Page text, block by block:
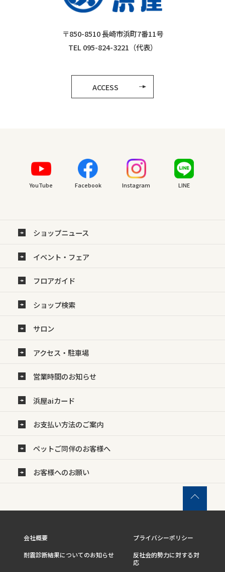
〒850-8510 長崎市浜町7番11号
TEL 095-824-3221（代表）
ACCESS
YouTube Facebook Instagram LINE
ショップニュース
イベント・フェア
フロアガイド
ショップ検索
サロン
アクセス・駐車場
営業時間のお知らせ
浜屋aiカード
お支払い方法のご案内
ペットご同伴のお客様へ
お客様へのお願い
会社概要
プライバシーポリシー
耐震診断結果についてのお知らせ
反社会的勢力に対する対
応